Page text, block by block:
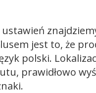
jest to, że
polski.
prawidłowo